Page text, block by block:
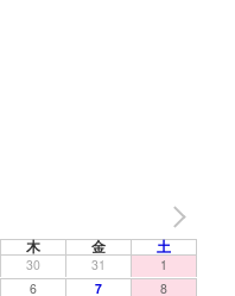
木 金 土
30 31
1
6 7 8